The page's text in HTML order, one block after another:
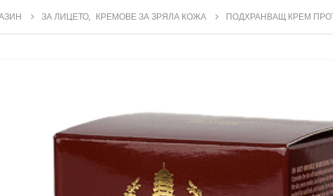
ЗА ЛИЦЕТО, КРЕМОВЕ ЗА ЗРЯЛА КОЖА ПОДХРАНВАЩ КРЕМ